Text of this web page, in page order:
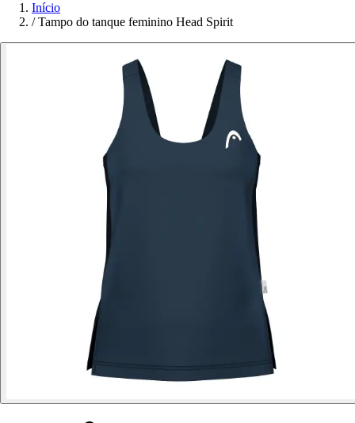
Início
/ Tampo do tanque feminino Head Spirit